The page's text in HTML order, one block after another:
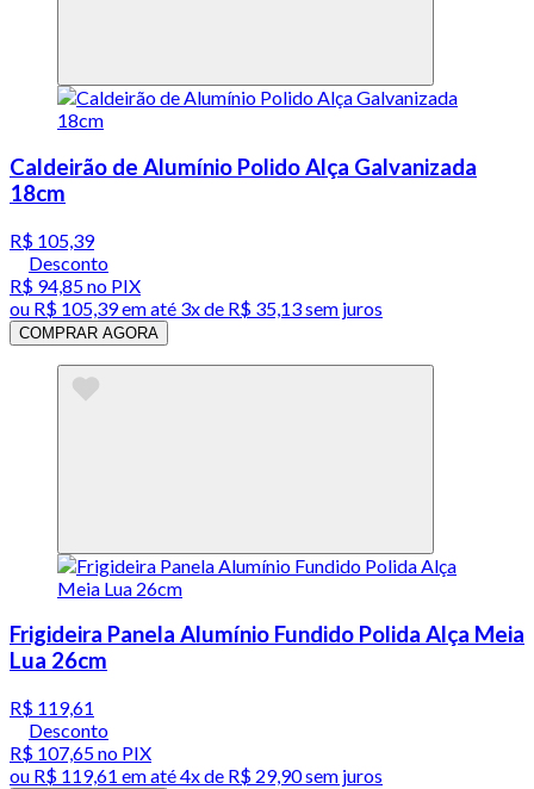
Caldeirão de Alumínio Polido Alça Galvanizada
18cm
R$ 105,39
Desconto
R$ 94,85no PIX
ou R$ 105,39em até 3x de R$ 35,13 sem juros
COMPRAR AGORA
Frigideira Panela Alumínio Fundido Polida Alça Meia
Lua 26cm
R$ 119,61
Desconto
R$ 107,65no PIX
ou R$ 119,61 em até4x de R$ 29,90 sem juros